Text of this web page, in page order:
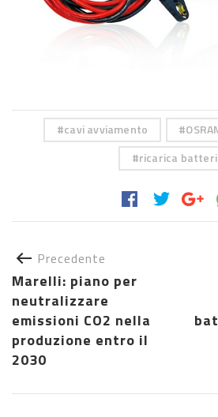
cavi avviamento
ricarica
Precedente
Marelli: piano per
neutralizzare
emissioni CO2 nella
produzione entro il
2030